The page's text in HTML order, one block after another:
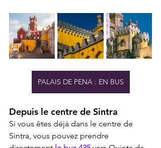
PALAIS DE PENA : EN BUS
Depuis le centre de Sintra
Si vous êtes déjà dans le centre de
Sintra, vous pouvez prendre